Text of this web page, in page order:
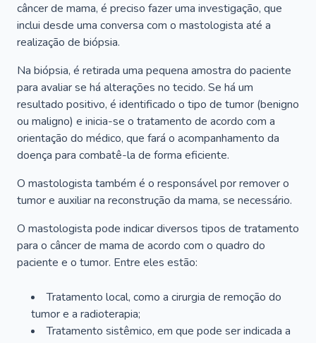
câncer de mama, é preciso fazer uma investigação, que
inclui desde uma conversa com o mastologista até a
realização de biópsia.
Na biópsia, é retirada uma pequena amostra do paciente
para avaliar se há alterações no tecido. Se há um
resultado positivo, é identificado o tipo de tumor (benigno
ou maligno) e inicia-se o tratamento de acordo com a
orientação do médico, que fará o acompanhamento da
doença para combatê-la de forma eficiente.
O mastologista também é o responsável por remover o
tumor e auxiliar na reconstrução da mama, se necessário.
O mastologista pode indicar diversos tipos de tratamento
para o câncer de mama de acordo com o quadro do
paciente e o tumor. Entre eles estão:
Tratamento local, como a cirurgia de remoção do
tumor e a radioterapia;
Tratamento sistêmico, em que pode ser indicada a